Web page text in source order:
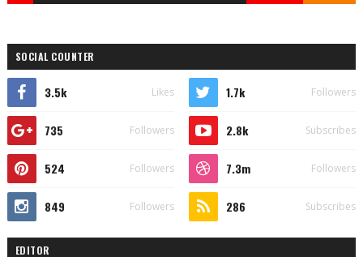
SOCIAL COUNTER
3.5k Likes 1.7k Followers
735 Followers 2.8k Subscribes
524 Followers 7.3m Followers
849 Followers 286 Subscribes
EDITOR